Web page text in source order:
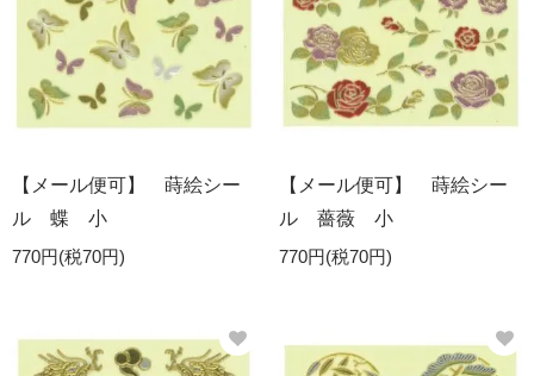
【メール便可】 蒔絵シー
ル 蝶 小
770円(税70円)
【メール便可】 蒔絵シー
ル 薔薇 小
770円(税70円)